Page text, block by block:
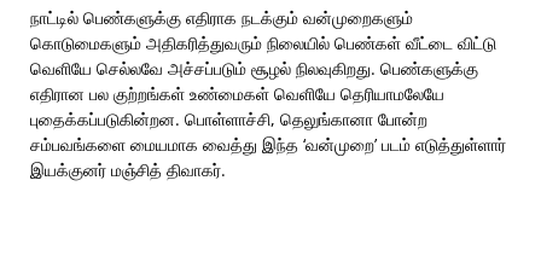
நாட்டில் பெண்களுக்கு எதிராக நடக்கும் வன்முறைகளும்
கொடுமைகளும் அதிகரித்துவரும் நிலையில் பெண்கள் வீட்டை விட்டு
வெளியே செல்லவே அச்சப்படும் சூழல் நிலவுகிறது. பெண்களுக்கு
எதிரான பல குற்றங்கள் உண்மைகள் வெளியே தெரியாமலேயே
புதைக்கப்படுகின்றன. பொள்ளாச்சி, தெலுங்கானா போன்ற
சம்பவங்களை மையமாக வைத்து இந்த ‘வன்முறை’ படம் எடுத்துள்ளார்
இயக்குனர் மஞ்சித் திவாகர்.